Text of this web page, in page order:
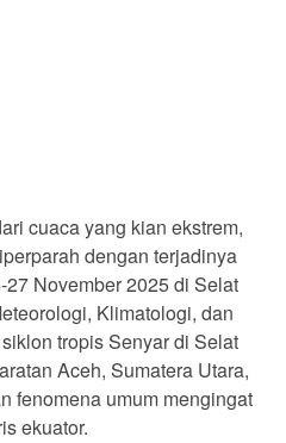
cuaca yang kian ekstrem,
dengan terjadinya
November 2025 di Selat
Klimatologi, dan
tropis Senyar di Selat
Aceh, Sumatera Utara,
fenomena umum mengingat
ekuator.